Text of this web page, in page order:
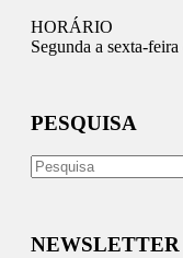
HORÁRIO
Segunda a sexta-
PESQUISA